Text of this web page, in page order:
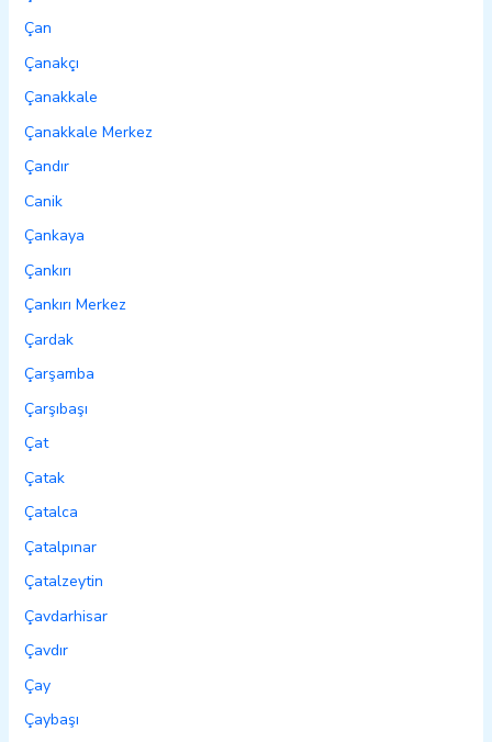
Çan
Çanakçı
Çanakkale
Çanakkale Merkez
Çandır
Canik
Çankaya
Çankırı
Çankırı Merkez
Çardak
Çarşamba
Çarşıbaşı
Çat
Çatak
Çatalca
Çatalpınar
Çatalzeytin
Çavdarhisar
Çavdır
Çay
Çaybaşı